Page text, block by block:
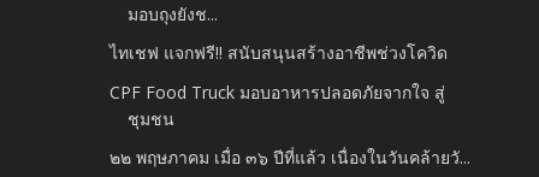
มอบถุงยังช...
ไทเชฟ แจกฟรี!! สนับสนุนสร้างอาชีพช่วงโควิด
CPF Food Truck มอบอาหารปลอดภัยจากใจ สู่
ชุมชน
๒๒ พฤษภาคม เมื่อ ๓๖ ปีที่แล้ว เนื่องในวันคล้ายวั...